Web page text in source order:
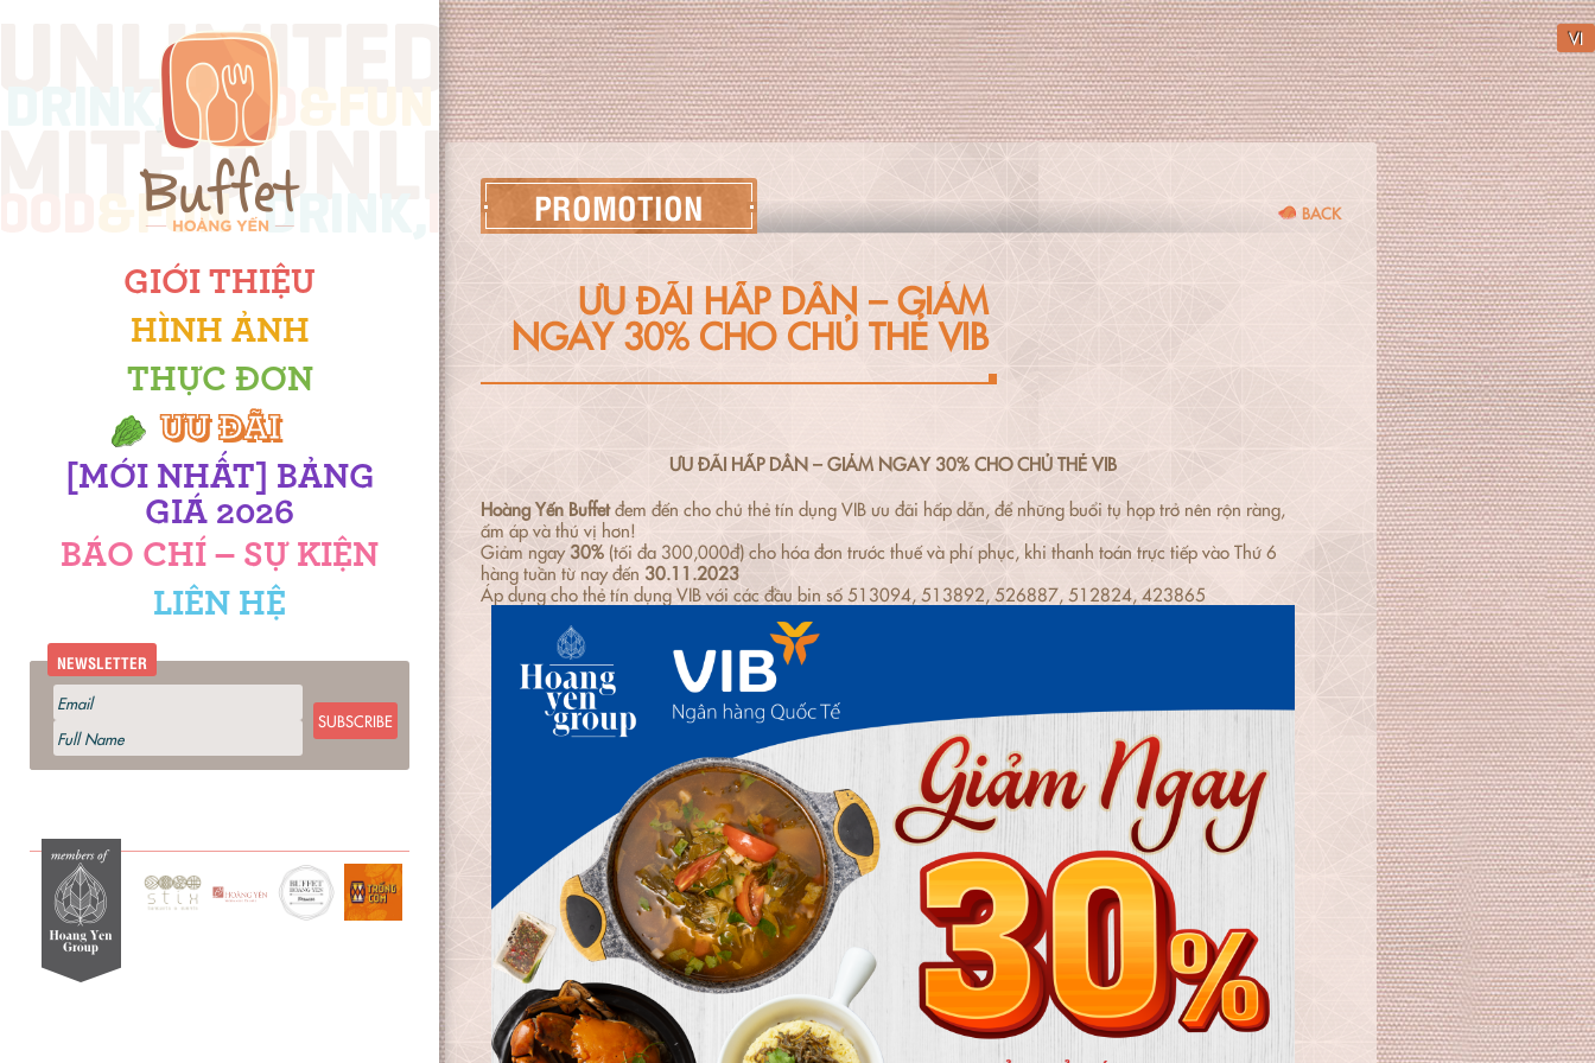
GIỚI THIỆU
HÌNH ẢNH
THỰC ĐƠN
ƯU ĐÃI
[MỚI NHẤT] BẢNG
GIÁ 2026
BÁO CHÍ – SỰ KIỆN
LIÊN HỆ
NEWSLETTER
SUBSCRIBE
VI
PROMOTION BACK
ƯU ĐÃI HẤP DẪN – GIẢM
NGAY 30% CHO CHỦ THẺ VIB
ƯU ĐÃI HẤP DẪN – GIẢM NGAY 30% CHO CHỦ THẺ VIB
Hoàng Yến Buffetđem đến cho chủ thẻ tín dụng VIB ưu đãi hấp dẫn, để những buổi tụ họp trở nên rộn ràng,
ấm áp và thú vị hơn!
Giảm ngay30% (tối đa 300,000đ) cho hóa đơn trước thuế và phí phục, khi thanh toán trực tiếp vào Thứ 6
hàng tuần từ nay đến 30.11.2023
Áp dụng cho thẻ tín dụng VIB với các đầu bin số 513094, 513892, 526887, 512824, 423865